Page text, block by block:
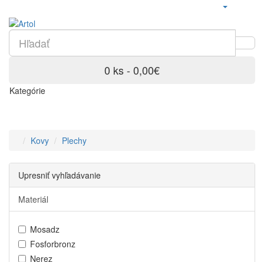
0 ks - 0,00€
Kategórie
Kovy Plechy
Upresniť vyhľadávanie
Materiál
Mosadz
Fosforbronz
Nerez